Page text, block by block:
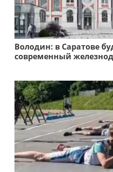
Володин: в Саратове
современный